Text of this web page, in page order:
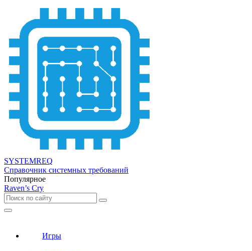
SYSTEMREQ
Справочник системных требований
Популярное
Raven’s Cry
Игры